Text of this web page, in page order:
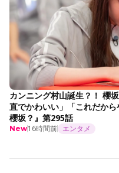
カンニング村山誕生？！ 櫻
直でかわいい」「これだから
櫻坂？』第295話
New16時間前 エンタメ